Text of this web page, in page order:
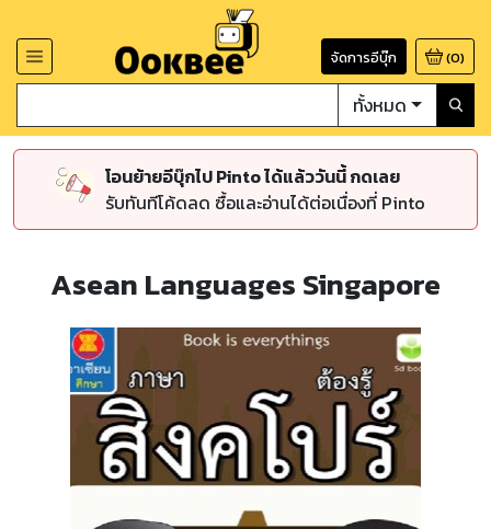
จัดการอีบุ๊ก (0)
ทั้งหมด
โอนย้ายอีบุ๊กไป Pinto ได้แล้ววันนี้ กดเลย
รับทันทีโค้ดลด ซื้อและอ่านได้ต่อเนื่องที่ Pinto
Asean Languages Singapore